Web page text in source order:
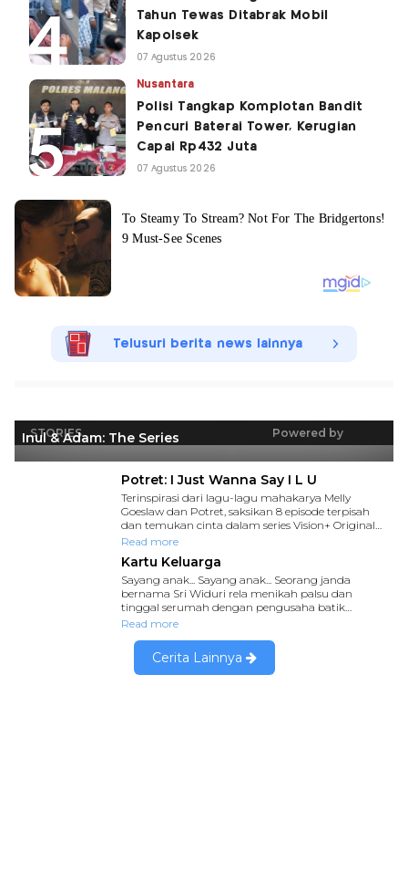
Tahun Tewas Ditabrak Mobil
Kapolsek
07 Agustus 2026
Nusantara
Polisi Tangkap Komplotan Bandit
Pencuri Baterai Tower, Kerugian
Capai Rp432 Juta
07 Agustus 2026
Telusuri berita news lainnya